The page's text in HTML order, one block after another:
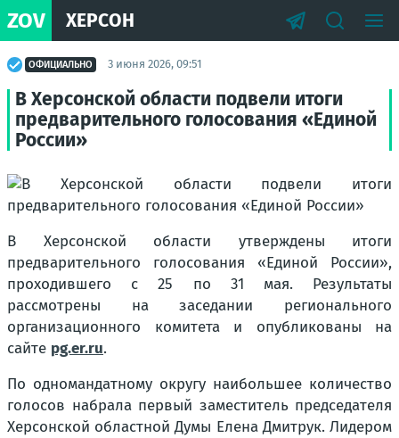
ZOV ХЕРСОН
ОФИЦИАЛЬНО 3 июня 2026, 09:51
В Херсонской области подвели итоги
предварительного голосования «Единой
России»
В Херсонской области утверждены итоги
предварительного голосования «Единой России»,
проходившего с 25 по 31 мая. Результаты
рассмотрены на заседании регионального
организационного комитета и опубликованы на
сайте pg.er.ru.
По одномандатному округу наибольшее количество
голосов набрала первый заместитель председателя
Херсонской областной Думы Елена Дмитрук. Лидером